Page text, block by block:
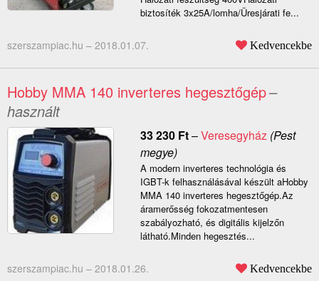
biztosíték 3x25A/lomha/Üresjárati fe...
szerszampiac.hu – 2018.01.07. Kedvencekbe
Hobby MMA 140 inverteres hegesztőgép–
használt
33 230 Ft–Veresegyház(Pest
megye)
A modern inverteres technológia és
IGBT-k felhasználásával készült aHobby
MMA 140 inverteres hegesztőgép.Az
áramerősség fokozatmentesen
szabályozható, és digitális kijelzőn
látható.Minden hegesztés...
szerszampiac.hu – 2018.01.26. Kedvencekbe